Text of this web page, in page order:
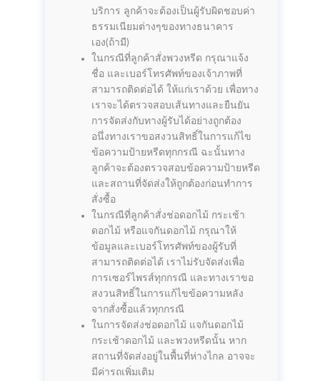
บริการ ลูกค้าจะต้องเป็นผู้รับผิดชอบค่า
ธรรมเนียมต่างๆของทางธนาคาร
เอง(ถ้ามี)
ในกรณีที่ลูกค้าสั่งพวงหรีด กรุณาแจ้ง
ชื่อ และเบอร์โทรศัพท์ของเจ้าภาพที่
สามารถติดต่อได้ ให้แก่เราด้วย เพื่อทาง
เราจะได้ตรวจสอบเส้นทางและยืนยัน
การจัดส่งกับทางผู้รับได้อย่างถูกต้อง
อนึ่งทางเราขอสงวนสิทธิ์ในการแก้ไข
ข้อความป้ายหรีดทุกกรณี ฉะนั้นทาง
ลูกค้าจะต้องตรวจสอบข้อความป้ายหรีด
และสถานที่จัดส่งให้ถูกต้องก่อนทำการ
สั่งซื้อ
ในกรณีที่ลูกค้าสั่งช่อดอกไม้ กระเช้า
ดอกไม้ หรือแจกันดอกไม้ กรุณาให้
ข้อมูลและเบอร์โทรศัพท์ของผู้รับที่
สามารถติดต่อได้ เราไม่รับจัดส่งเพื่อ
การเซอร์ไพรส์ทุกกรณี และทางเราขอ
สงวนสิทธิ์ในการแก้ไขข้อความหลัง
จากสั่งซื้อแล้วทุกกรณี
ในการจัดส่งช่อดอกไม้ แจกันดอกไม้
กระเช้าดอกไม้ และพวงหรีดนั้น หาก
สถานที่จัดส่งอยู่ในพื้นที่ห่างไกล อาจจะ
มีค่ารถเพิ่มเติม